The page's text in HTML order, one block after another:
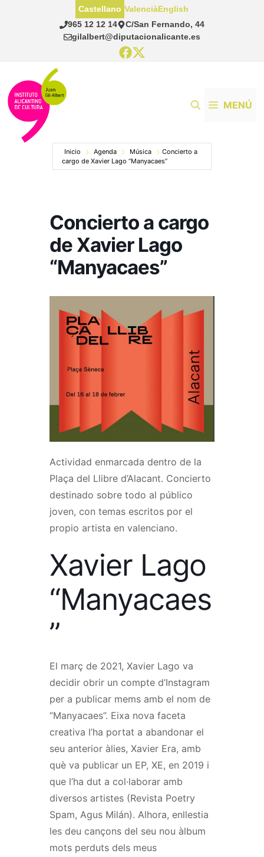
965 12 12 14
C/San Fernando, 44
gilalbert@diputacionalicante.es
Castellano ValenciàEnglish
MENÚ
Inicio Agenda Música
Concierto a
cargo de Xavier Lago “Manyacaes”
Concierto a cargo
de Xavier Lago
“Manyacaes”
Actividad enmarcada dentro de la
Plaça del Llibre d’Alacant. Concierto
destinado sobre todo al público
joven, con temas escritos por el
propio artista en valenciano.
Xavier Lago
“Manyacaes
”
El març de 2021, Xavier Lago va
decidir obrir un compte d’Instagram
per a publicar mems amb el nom de
“Manyacaes”. Eixa nova faceta
creativa l’ha portat a abandonar el
seu anterior àlies, Xavier Era, amb
què va publicar un EP, XE, en 2019 i
que l’ha dut a col·laborar amb
diversos artistes (Revista Poetry
Spam, Agus Milán). Alhora, enllestia
les deu cançons del seu nou àlbum
mots perduts dels meus